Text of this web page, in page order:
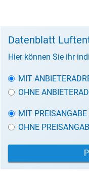
Datenblatt
Hier können Sie ihr
MIT
OHNE
MIT PREISANGABE
OHNE